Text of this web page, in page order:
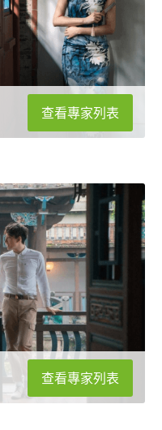
查看專家列表
查看專家列表